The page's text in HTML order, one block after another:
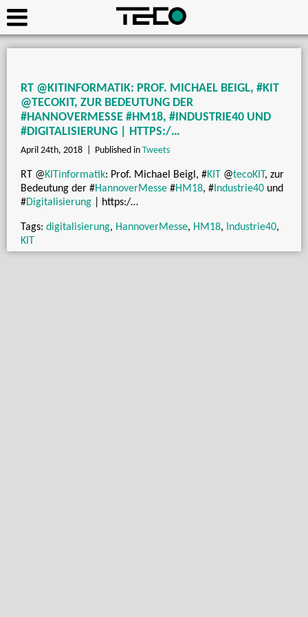
RT @KITINFORMATIK: PROF. MICHAEL BEIGL, #KIT
@TECOKIT, ZUR BEDEUTUNG DER
#HANNOVERMESSE #HM18, #INDUSTRIE40 UND
#DIGITALISIERUNG | HTTPS:/…
April 24th, 2018 | Published in Tweets
RT @KITinformatik: Prof. Michael Beigl, #KIT @tecoKIT, zur
Bedeutung der #HannoverMesse #HM18, #Industrie40 und
#Digitalisierung | https:/…
Tags: digitalisierung, HannoverMesse, HM18, Industrie40,
KIT